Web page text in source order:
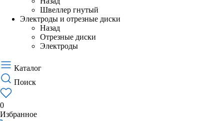
Швеллер гнутый
Электроды и отрезные диски
Назад
Отрезные диски
Электроды
Каталог
Поиск
0
Избранное